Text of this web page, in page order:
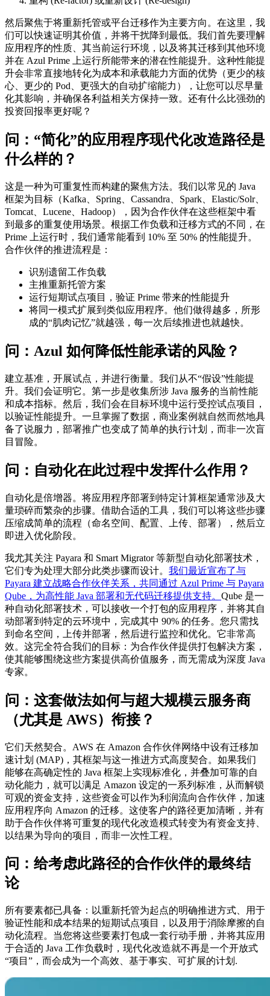
然后聚焦于将重新托管或平台迁移作为主要方向。在这里，我
们可以快速证明其价值，并将干扰降到最低。我们首先要理解
应用程序的性质、其当前运行环境，以及将其迁移到其他环境
并在 Azul Prime 上运行所能带来的潜在性能提升。这种性能提
升会非常直接地转化为成本和承载能力方面的优势（更少的核
心、更少的 Pod、更强大的自动扩缩能力），让您可以尽早量
化其影响，并确保各利益相关方保持一致。还有什么比强劲的
投资回报率更好呢？
问： “简化”的应用程序现代化改造路径是
什么样的？
这是一种为可重复性而构建的聚焦方法。我们以常见的 Java
框架为目标（Kafka、Spring、Cassandra、Spark、Elastic/Solr、
Tomcat、Lucene、Hadoop），因为合作伙伴在这些框架中看
到最多的重复使用场景。根据工作负载和迁移方式的不同，在
Prime 上运行时，我们通常能看到 10% 至 50% 的性能提升。
合作伙伴的推进流程是：
识别遗留工作负载
主推重新托管方案
运行短期试点项目，验证 Prime 带来的性能提升
将同一模式扩展到类似应用程序。他们做得越多，所形
成的“肌肉记忆”就越强，每一次后续推进也就越快。
问： Azul 如何降低性能承诺的风险？
建立基准，开展试点，并进行衡量。我们从不“假设”性能提
升。我们会证明它。第一步是收集所涉 Java 服务的当前性能
和成本指标。然后，我们会在目标环境中运行受控试点项目，
以验证性能提升。一旦掌握了数据，商业案例就自然而然地具
备了说服力，部署推广也变成了简单的执行计划，而非一次盲
目冒险。
问： 自动化在此过程中发挥什么作用？
自动化是倍增器。将应用程序部署到特定计算框架通常涉及大
量琐碎而繁杂的步骤。借助合适的工具，我们可以将这些步骤
压缩成简单的流程（命名空间、配置、上传、部署），然后立
即进入优化阶段。
我尤其关注 Payara 和 Smart Migrator 等新型自动化部署技术，
它们专为处理大部分此类步骤而设计。 我们最近宣布了与
Payara 建立战略合作伙伴关系，共同通过 Azul Prime 与 Payara
Qube，为高性能 Java 部署和无代码迁移提供支持。 Qube 是一
种自动化部署技术，可以接收一个打包的应用程序，并将其自
动部署到特定的云环境中，完成其中 90% 的任务。您只需找
到命名空间，上传并部署，然后进行监控和优化。它非常高
效。这完全符合我们的目标：为合作伙伴提供打包解决方案，
使其能够围绕这些方案提供高价值服务，而无需成为深度 Java
专家。
问： 这套做法如何与超大规模云服务商
（尤其是 AWS）衔接？
它们天然契合。AWS 在 Amazon 合作伙伴网络中设有迁移加
速计划 (MAP)，其框架与这一推进方式高度契合。如果我们
能够在高确定性的 Java 框架上实现标准化，并叠加可靠的自
动化能力，就可以满足 Amazon 设定的一系列标准，从而解锁
可观的资金支持，这些资金可以作为利润流向合作伙伴，加速
应用程序向 Amazon 的迁移。这使客户的路径更加清晰，并有
助于合作伙伴将可重复的现代化改造模式转变为有资金支持、
以结果为导向的项目，而非一次性工程。
问： 给考虑此路径的合作伙伴的最终结
论
所有要素都已具备：以重新托管为起点的明确推进方式、用于
验证性能和成本结果的短期试点项目，以及用于消除摩擦的自
动化流程。当您将这些要素打包成一套行动手册，并将其应用
于合适的 Java 工作负载时，现代化改造就不再是一个开放式
“项目”，而会成为一个高效、基于事实、可扩展的计划.